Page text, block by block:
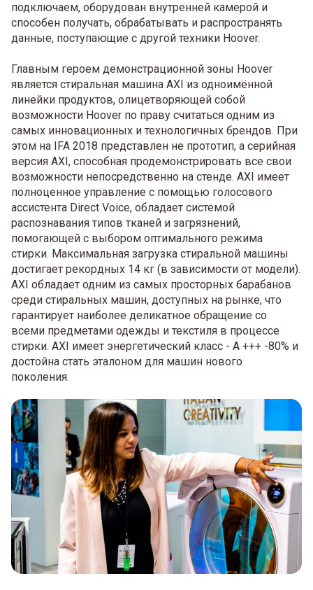
подключаем, оборудован внутренней камерой и
способен получать, обрабатывать и распространять
данные, поступающие с другой техники Hoover.
Главным героем демонстрационной зоны Hoover
является стиральная машина AXI из одноимённой
линейки продуктов, олицетворяющей собой
возможности Hoover по праву считаться одним из
самых инновационных и технологичных брендов. При
этом на IFA 2018 представлен не прототип, а серийная
версия AXI, способная продемонстрировать все свои
возможности непосредственно на стенде. AXI имеет
полноценное управление с помощью голосового
ассистента Direct Voice, обладает системой
распознавания типов тканей и загрязнений,
помогающей с выбором оптимального режима
стирки. Максимальная загрузка стиральной машины
достигает рекордных 14 кг (в зависимости от модели).
AXI обладает одним из самых просторных барабанов
среди стиральных машин, доступных на рынке, что
гарантирует наиболее деликатное обращение со
всеми предметами одежды и текстиля в процессе
стирки. AXI имеет энергетический класс - A +++ -80% и
достойна стать эталоном для машин нового
поколения.